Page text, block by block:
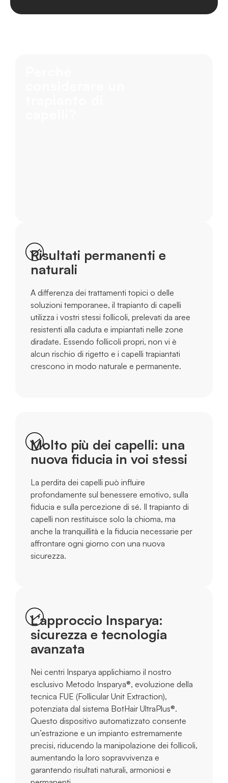
Risultati permanenti e
naturali
A differenza dei trattamenti topici o delle
soluzioni temporanee, il trapianto di capelli
utilizza i vostri stessi follicoli, prelevati da aree
resistenti alla caduta e impiantati nelle zone
diradate. Essendo follicoli propri, non vi è
alcun rischio di rigetto e i capelli trapiantati
crescono in modo naturale e permanente.
Molto più dei capelli: una
nuova fiducia in voi stessi
La perdita dei capelli può influire
profondamente sul benessere emotivo, sulla
fiducia e sulla percezione di sé. Il trapianto di
capelli non restituisce solo la chioma, ma
anche la tranquillità e la fiducia necessarie per
affrontare ogni giorno con una nuova
sicurezza.
L’approccio Insparya:
sicurezza e tecnologia
avanzata
Nei centri Insparya applichiamo il nostro
esclusivo Metodo Insparya®, evoluzione della
tecnica FUE (Follicular Unit Extraction),
potenziata dal sistema BotHair UltraPlus®.
Questo dispositivo automatizzato consente
un’estrazione e un impianto estremamente
precisi, riducendo la manipolazione dei follicoli,
aumentando la loro sopravvivenza e
garantendo risultati naturali, armoniosi e